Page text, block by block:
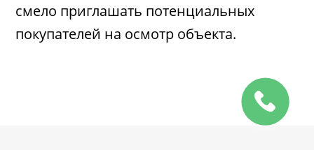
смело приглашать потенциальных
покупателей на осмотр объекта.